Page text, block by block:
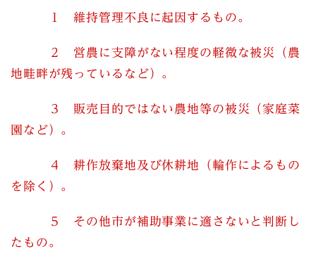
１ 維持管理不良に起因するもの。
２ 営農に支障がない程度の軽微な被災（農
地畦畔が残っているなど）。
３ 販売目的ではない農地等の被災（家庭菜
園など）。
４ 耕作放棄地及び休耕地（輪作によるもの
を除く）。
５ その他市が補助事業に適さないと判断し
たもの。